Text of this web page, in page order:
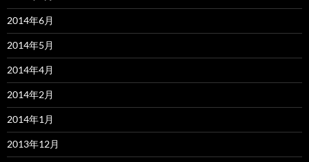
2014年6月
2014年5月
2014年4月
2014年2月
2014年1月
2013年12月